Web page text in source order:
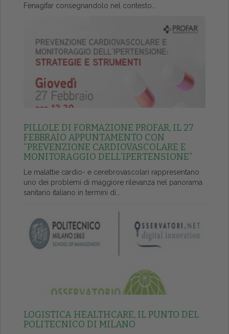
Fenagifar consegnandolo nel contesto...
PILLOLE DI FORMAZIONE PROFAR, IL 27
FEBBRAIO APPUNTAMENTO CON
“PREVENZIONE CARDIOVASCOLARE E
MONITORAGGIO DELL’IPERTENSIONE”
Le malattie cardio- e cerebrovascolari rappresentano
uno dei problemi di maggiore rilevanza nel panorama
sanitario italiano in termini di...
LOGISTICA HEALTHCARE, IL PUNTO DEL
POLITECNICO DI MILANO